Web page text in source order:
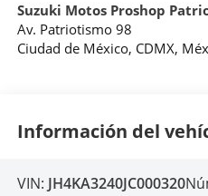
Suzuki Motos Proshop
Av. Patriotismo 98
Ciudad de México, CDMX,
Información del
VIN: JH4KA3240JC000320